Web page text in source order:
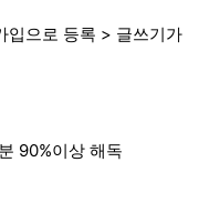
입으로 등록 > 글쓰기가
90%이상 해독